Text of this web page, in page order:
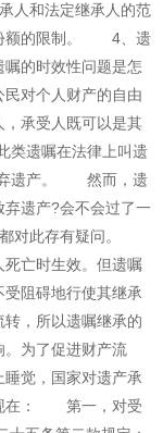
人和法定继承人的范
份额的限制。 4、遗
的时效性问题是怎
对个人财产的自由
承受人既可以是其
类遗嘱在法律上叫遗
弃遗产。 然而，遗
遗产?会不会过了一
都对此存有疑问。
亡时生效。但遗嘱
阻碍地行使其继承
，所以遗嘱继承的
为了促进财产流
觉，国家对遗产承
现在： 第一，对受